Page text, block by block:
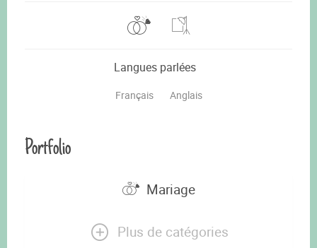
Langues parlées
Français Anglais
Portfolio
Mariage
Plus de catégories